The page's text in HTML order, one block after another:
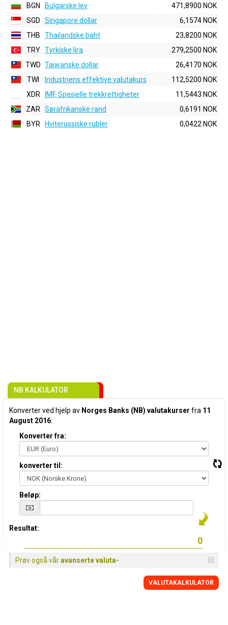
BGN
Bulgarske lev
471,8900 NOK
SGD
Singapore dollar
6,1574 NOK
THB
Thailandske baht
23,8200 NOK
TRY Tyrkiske lira
279,2500 NOK
TWD Taiwanske dollar
26,4170 NOK
TWI
Industriens effektive valutakurs
112,5200 NOK
XDR
IMF, Spesielle trekkrettigheter
11,5443 NOK
ZAR
Sørafrikanske rand
0,6191 NOK
BYR
Hviterussiske rubler 0,0422 NOK
NB KALKULATOR
Konverter ved hjelp av Norges Banks (NB) valutakurser fra 11
August 2016:
Konverter fra:
konverter til:
Beløp:
Resultat:
Prøv også våravanserte valuta-
VALUTAKALKULATOR